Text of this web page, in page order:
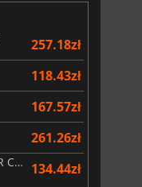
257.18zł
118.43zł
167.57zł
261.26zł
METAL GEAR SOLID MASTER COLLECTION Vol.2 134.44zł